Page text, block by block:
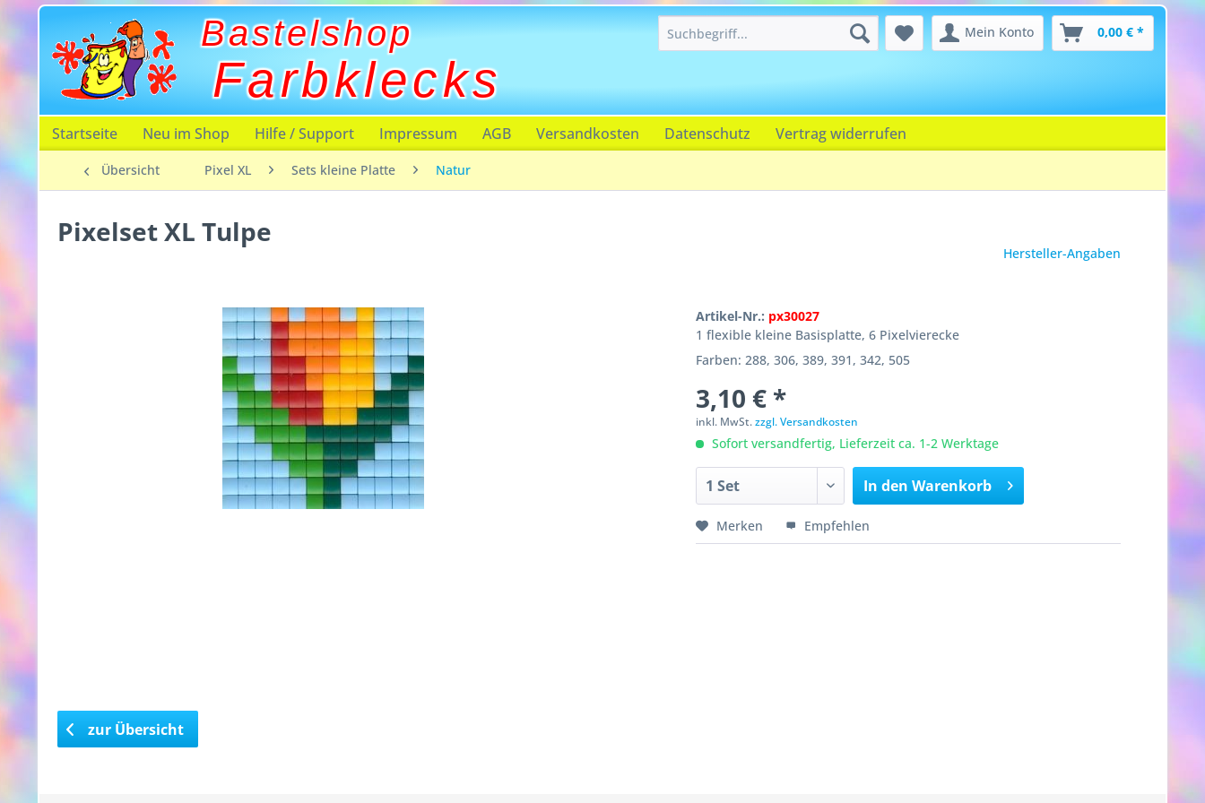
Bastelshop
Farbklecks
Mein Konto 0,00 € *
Startseite Neu im Shop Hilfe / Support Impressum AGB Versandkosten Datenschutz Vertrag widerrufen
Übersicht Pixel XL Sets kleine Platte Natur
Pixelset XL Tulpe
Hersteller-Angaben
Artikel-Nr.: px30027
1 flexible kleine Basisplatte, 6 Pixelvierecke
Farben: 288, 306, 389, 391, 342, 505
3,10 € *
inkl. MwSt.zzgl. Versandkosten
Sofort versandfertig, Lieferzeit ca. 1-2 Werktage
In den Warenkorb
Merken Empfehlen
zur Übersicht